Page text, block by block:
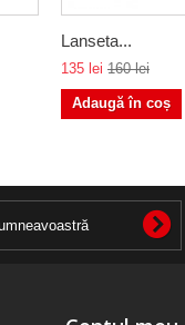
Lanseta...
135 lei 160 lei
Adaugă în coș